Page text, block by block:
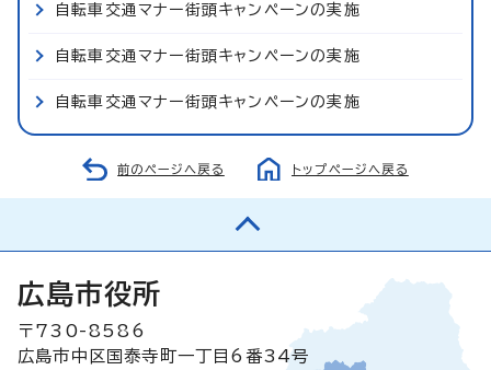
自転車交通マナー街頭キャンペーンの実施
自転車交通マナー街頭キャンペーンの実施
自転車交通マナー街頭キャンペーンの実施
前のページへ戻る トップページへ戻る
広島市役所
〒730-8586
広島市中区国泰寺町一丁目6番34号